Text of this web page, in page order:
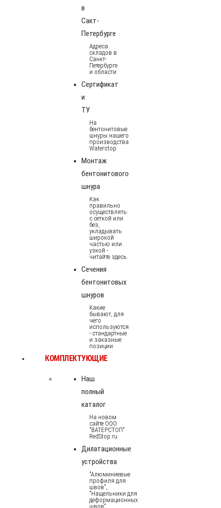
в
Сакт-
Петербурге
Адреса
складов в
Санкт-
Петербурге
и области
Сертификат
и
ТУ
На
бентонитовые
шнуры нашего
производства
Waterstop
Монтаж
бентонитового
шнура
Как
правильно
осуществлять:
с сеткой или
без,
укладывать
широкой
частью или
узкой -
читайте здесь.
Сечения
бентонитовых
шнуров
Какие
бывают, для
чего
используются
- стандартные
и заказные
позиции
КОМПЛЕКТУЮЩИЕ
Наш
полный
каталог
На новом
сайте ООО
"ВАТЕРСТОП"
RedStop.ru
Дилатационные
устройства
"Алюминиевые
профиля для
швов",
"Нащельники для
деформационных
швов"